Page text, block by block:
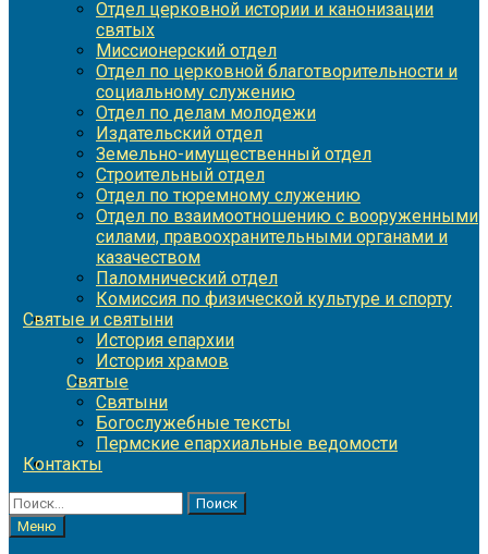
Отдел церковной истории и канонизации
святых
Миссионерский отдел
Отдел по церковной благотворительности и
социальному служению
Отдел по делам молодежи
Издательский отдел
Земельно-имущественный отдел
Строительный отдел
Отдел по тюремному служению
Отдел по взаимоотношению с вооруженными
силами, правоохранительными органами и
казачеством
Паломнический отдел
Комиссия по физической культуре и спорту
Святые и святыни
История епархии
История храмов
Святые
Святыни
Богослужебные тексты
Пермские епархиальные ведомости
Контакты
Найти:
Меню